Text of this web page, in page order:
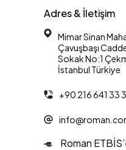
Adres & İletişim
Mimar Sinan
Çavuşbaşı
Sokak No:1
İstanbul Türkiye
+90 216 641 33
Roman